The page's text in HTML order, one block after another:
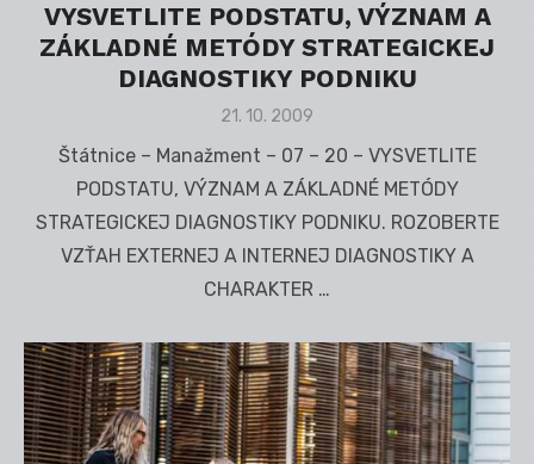
VYSVETLITE PODSTATU, VÝZNAM A
ZÁKLADNÉ METÓDY STRATEGICKEJ
DIAGNOSTIKY PODNIKU
Posted
21. 10. 2009
Štátnice – Manažment – 07 – 20 – VYSVETLITE
PODSTATU, VÝZNAM A ZÁKLADNÉ METÓDY
STRATEGICKEJ DIAGNOSTIKY PODNIKU. ROZOBERTE
VZŤAH EXTERNEJ A INTERNEJ DIAGNOSTIKY A
CHARAKTER …